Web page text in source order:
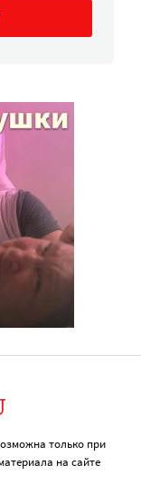
только при
на сайте